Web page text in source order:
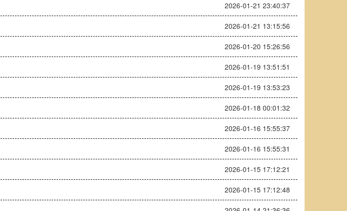
2026-01-21 23:40:37
2026-01-21 13:15:56
2026-01-20 15:26:56
2026-01-19 13:51:51
2026-01-19 13:53:23
2026-01-18 00:01:32
2026-01-16 15:55:37
2026-01-16 15:55:31
2026-01-15 17:12:21
2026-01-15 17:12:48